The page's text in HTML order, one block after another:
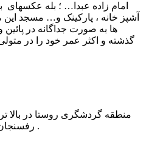
امام زاده عبدا… ؛ بله عکسهای
آشپز خانه ، پارکینک و… مسجد
ها به صورت جداگانه در
گذشته و اکثر عمر خود را در
منطقه گردشگری روستا در بالا
رفسنجان می باشد، گفتنی است که این مکان متعلق به حاج علی اکبر نیک نفس و ملک شخصی بوده که دهیاری روستا نمی تواند برای آبادانی هر چه بیشتر این مکان کاری انجام دهد .